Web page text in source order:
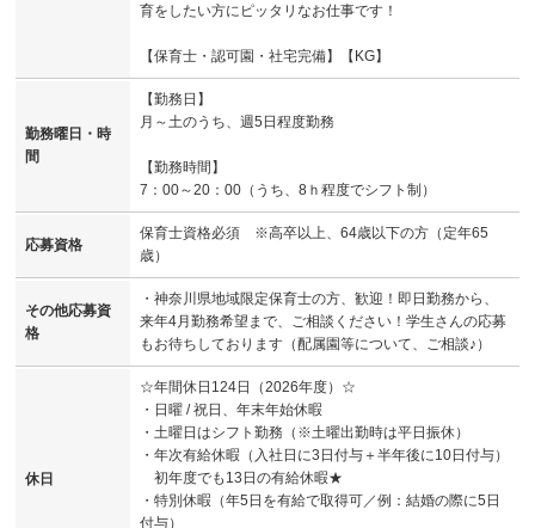
育をしたい方にピッタリなお仕事です！
【保育士・認可園・社宅完備】【KG】
勤務曜日・時
間
【勤務日】
月～土のうち、週5日程度勤務
【勤務時間】
7：00～20：00（うち、8ｈ程度でシフト制）
応募資格
保育士資格必須 ※高卒以上、64歳以下の方（定年65
歳）
その他応募資
格
・神奈川県地域限定保育士の方、歓迎！即日勤務から、
来年4月勤務希望まで、ご相談ください！学生さんの応募
もお待ちしております（配属園等について、ご相談♪）
休日
☆年間休日124日（2026年度）☆
・日曜 / 祝日、年末年始休暇
・土曜日はシフト勤務（※土曜出勤時は平日振休）
・年次有給休暇（入社日に3日付与＋半年後に10日付与）
初年度でも13日の有給休暇★
・特別休暇（年5日を有給で取得可／例：結婚の際に5日
付与）